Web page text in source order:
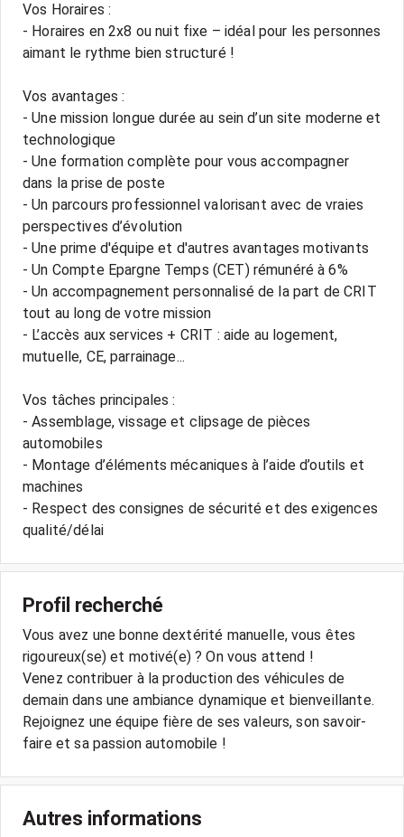
Vos Horaires :
- Horaires en 2x8 ou nuit fixe – idéal pour les personnes
aimant le rythme bien structuré !
Vos avantages :
- Une mission longue durée au sein d’un site moderne et
technologique
- Une formation complète pour vous accompagner
dans la prise de poste
- Un parcours professionnel valorisant avec de vraies
perspectives d’évolution
- Une prime d'équipe et d'autres avantages motivants
- Un Compte Epargne Temps (CET) rémunéré à 6%
- Un accompagnement personnalisé de la part de CRIT
tout au long de votre mission
- L’accès aux services + CRIT : aide au logement,
mutuelle, CE, parrainage...
Vos tâches principales :
- Assemblage, vissage et clipsage de pièces
automobiles
- Montage d’éléments mécaniques à l’aide d’outils et
machines
- Respect des consignes de sécurité et des exigences
qualité/délai
Profil recherché
Vous avez une bonne dextérité manuelle, vous êtes
rigoureux(se) et motivé(e) ? On vous attend !
Venez contribuer à la production des véhicules de
demain dans une ambiance dynamique et bienveillante.
Rejoignez une équipe fière de ses valeurs, son savoir-
faire et sa passion automobile !
Autres informations